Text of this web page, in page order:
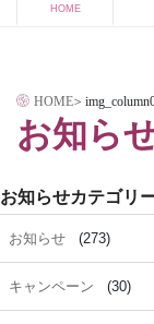
HOME
HOME>
お知ら
お知らせカテゴリ
お知らせ (273)
キャンペーン (30)